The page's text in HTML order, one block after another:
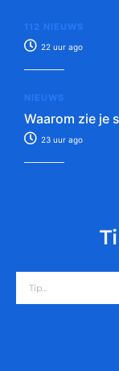
112 NIEUWS
22 uur ago
NIEUWS
Waarom zie je
23 uur ago